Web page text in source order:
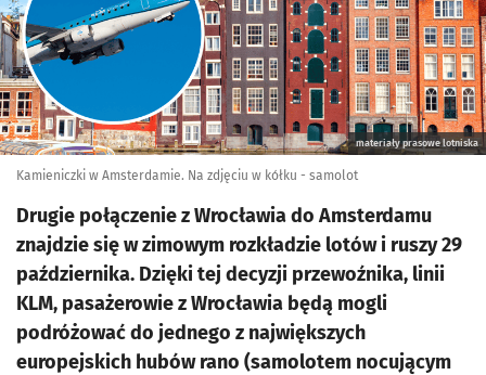
materiały prasowe lotniska
Kamieniczki w Amsterdamie. Na zdjęciu w kółku - samolot
Drugie połączenie z Wrocławia do Amsterdamu
znajdzie się w zimowym rozkładzie lotów i ruszy 29
października. Dzięki tej decyzji przewoźnika, linii
KLM, pasażerowie z Wrocławia będą mogli
podróżować do jednego z największych
europejskich hubów rano (samolotem nocującym